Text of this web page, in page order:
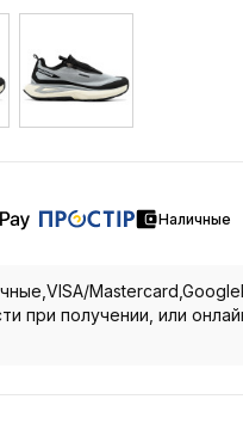
Наличные
при получении, или